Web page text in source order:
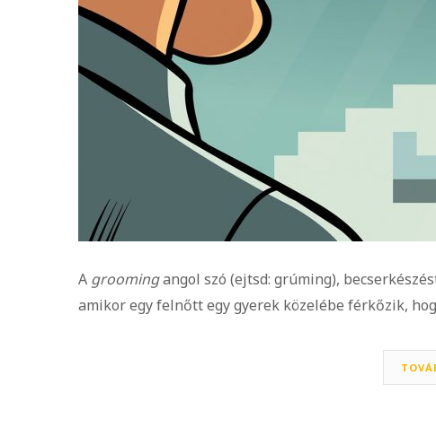
A groomingangol szó (ejtsd: grúming),
amikor egy felnőtt egy gyerek közelébe férkőzik,